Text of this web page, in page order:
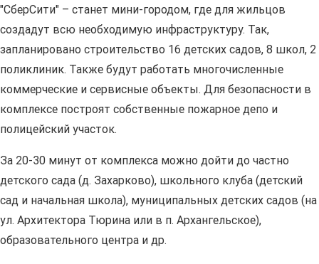
"СберСити" – станет мини-городом, где для жильцов
создадут всю необходимую инфраструктуру. Так,
запланировано строительство 16 детских садов, 8 школ, 2
поликлиник. Также будут работать многочисленные
коммерческие и сервисные объекты. Для безопасности в
комплексе построят собственные пожарное депо и
полицейский участок.
За 20-30 минут от комплекса можно дойти до частно
детского сада (д. Захарково), школьного клуба (детский
сад и начальная школа), муниципальных детских садов (на
ул. Архитектора Тюрина или в п. Архангельское),
образовательного центра и др.